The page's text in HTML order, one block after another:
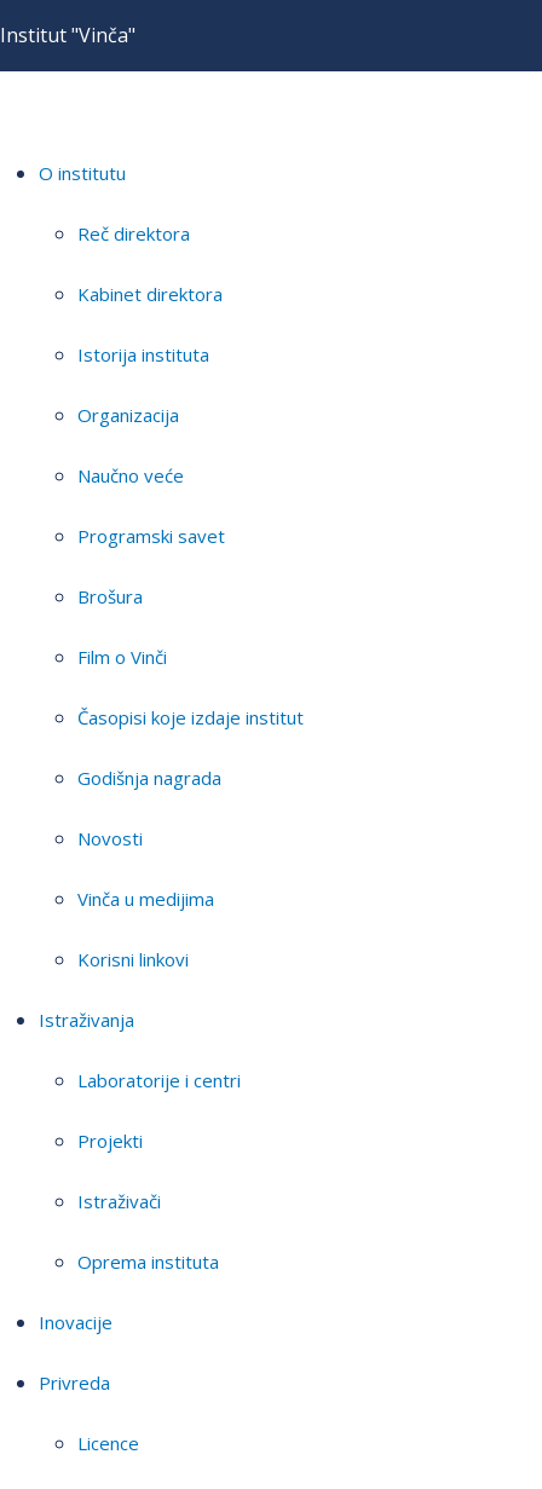
Institut "Vinča"
O institutu
Reč direktora
Kabinet direktora
Istorija instituta
Organizacija
Naučno veće
Programski savet
Brošura
Film o Vinči
Časopisi koje izdaje institut
Godišnja nagrada
Novosti
Vinča u medijima
Korisni linkovi
Istraživanja
Laboratorije i centri
Projekti
Istraživači
Oprema instituta
Inovacije
Privreda
Licence